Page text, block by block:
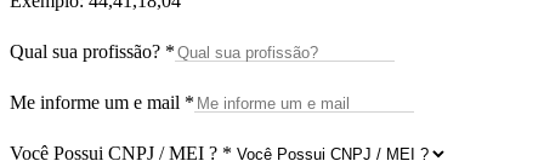
Qual sua profissão? *
Me informe um e mail *
Você Possui CNPJ / MEI ? *